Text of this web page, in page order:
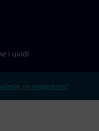
i uvidi
na engleskom?